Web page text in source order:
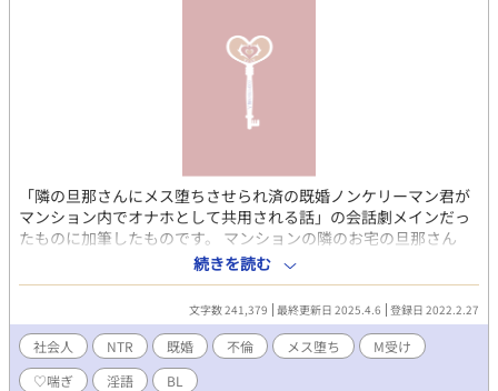
ハッピーエンドにたどり着けるのであろうか。 ※BL要素はあり
ますが濡れ場はありません。念のためR18設定にしています。
※本作はピヨコ合唱団の【ピヨ吉♂】【ピヨ子♀】【ピヨッタ
誤字脱字はどうか暖かい目で見守り頂けると助かります。また、
ヒヨコ達の初作品となります為設定がぶっ飛んでいたり、矛盾点
への温かいメッセージ大歓迎です！(飼い主)
「隣の旦那さんにメス堕ちさせられ済の既婚ノンケリーマン君が
マンション内でオナホとして共用される話」の会話劇メインだっ
たものに加筆したものです。 マンションの隣のお宅の旦那さん
（クズ）にメス堕ちさせられ済の、嫁が大好きな既婚ノンケリー
マンくんがオナホにされる話です。 Pixiv
https://www.pixiv.net/novel/series/11340403 ムーンライトノベ
ルズ https://novel18.syosetu.com/n1898ii/ fujossy
https://fujossy.jp/books/29870 ハーメルン
https://syosetu.org/novel/406696/
続きを読む
文字数 241,379 最終更新日 2025.4.6 登録日 2022.2.27
社会人 NTR 既婚 不倫 メス堕ち
M受け
♡喘ぎ
淫語 BL